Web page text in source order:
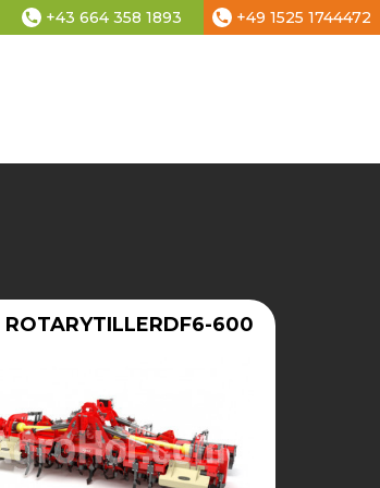
phone +43 664 358 1893 phone +49 1525 1744472
ROTARYTILLERDF6-600